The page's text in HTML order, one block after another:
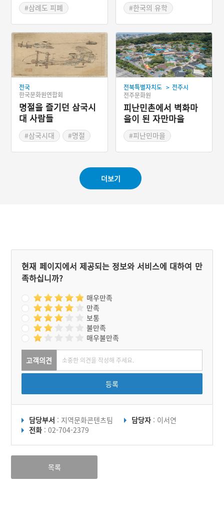
#삼례도 피폐
#찰방 체포
#환곡 허위로 기록
#한국의 유학
전국
한국문화원연합회
명절을 즐기던 삼국시
대 사람들
#삼국시대
#명절
전북특별자치도 > 전주시
전주문화원
피난민촌에서 벽화마
을이 된 자만마을
#피난민마을
더보기
현재 페이지에서 제공되는 정보와 서비스에 대하여 만
족하십니까?
매우만족
만족
보통
불만족
매우불만족
고객의견
등록
담당부서 : 지역문화콘텐츠팀 담당자 : 이서연
전화 : 02-704-2379
목록